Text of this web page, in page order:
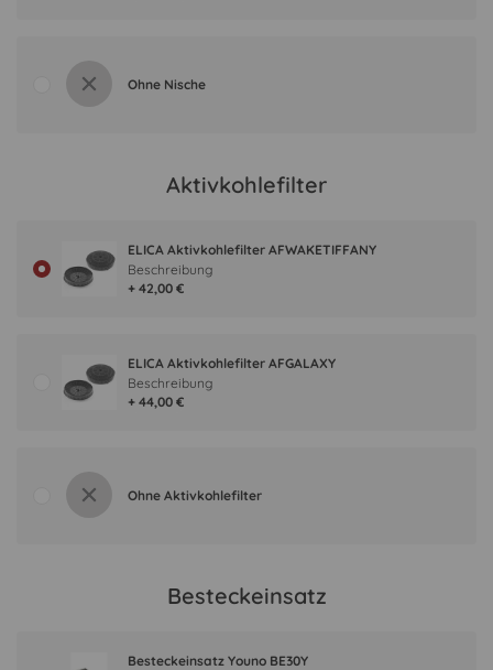
Ohne Nische
Aktivkohlefilter
ELICA Aktivkohlefilter AFWAKETIFFANY
+ 42,00 €
Beschreibung
ELICA Aktivkohlefilter AFGALAXY
+ 44,00 €
Beschreibung
Ohne Aktivkohlefilter
Besteckeinsatz
Besteckeinsatz Youno BE30Y